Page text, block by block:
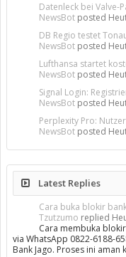
Datenleck bei Valve-
NewsBot posted
DB Regio testet
NewsBot posted
Lufthansa startet
NewsBot posted
Signal Login:
NewsBot posted
Perplexity Pro:
NewsBot posted
Latest Replies
Cara buka blokir
Tzutzumo replied
Cara membuka
via WhatsApp 0822-6188-
Bank Jago. Proses ini